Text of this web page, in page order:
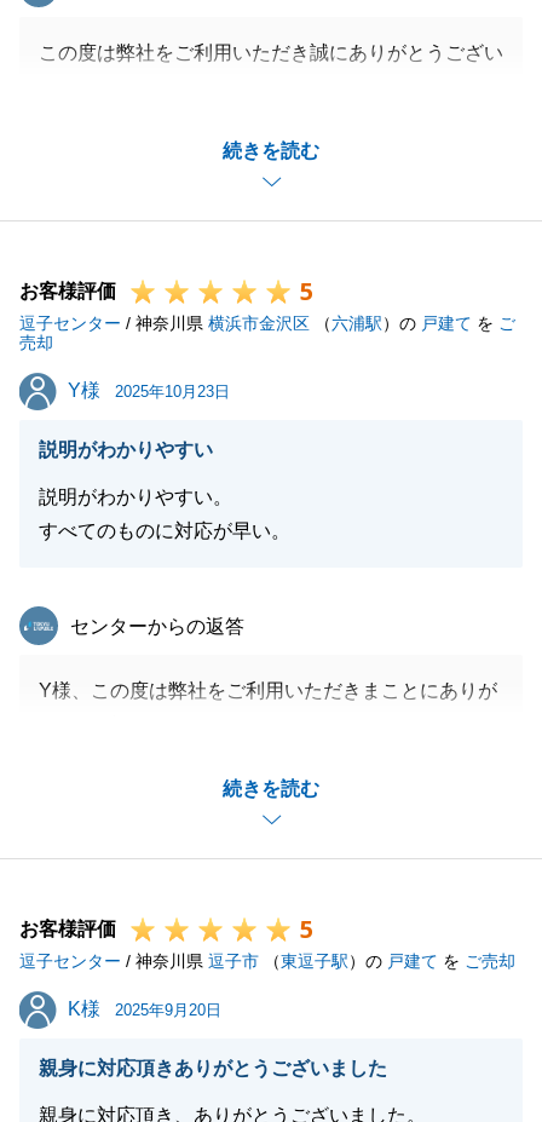
続きを読む
この度は弊社をご利用いただき誠にありがとうござい
ることができました。
初めてお会いしたタイミングから、少し期間があきま
したが新規物件販売のタイミングでご購入することが
今後ともよろしくお願いいたします。
お客様評価 5
逗子センター / 神奈川県 横浜市金沢区 （六浦駅）の 戸建て を ご
売却
Y様
Y様 2025年10月23日
説明がわかりやすい
説明がわかりやすい。
すべてのものに対応が早い。
続きを読む
東急リバブル
センターからの返答
Y様、この度は弊社をご利用いただきまことにありが
わらず柔軟な対応をしていただいたかげににございま
今後とも不動産に関するお悩み等ございましたらお気
お客様評価 5
逗子センター / 神奈川県 逗子市 （東逗子駅）の 戸建て を ご売却
K様
K様 2025年9月20日
親身に対応頂きありがとうございました
親身に対応頂き、ありがとうございました。